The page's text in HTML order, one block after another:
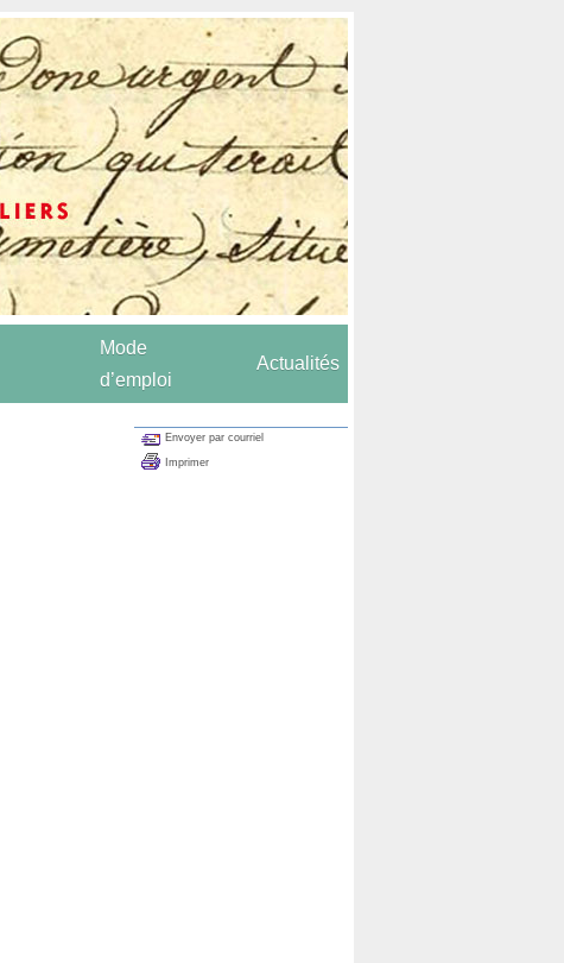
Mode
d’emploi
Actualités
Envoyer par courriel
Imprimer